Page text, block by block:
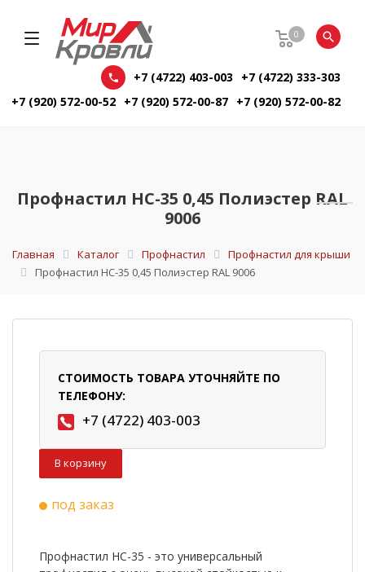
0
+7 (4722) 403-003
+7 (4722) 333-303
+7 (920) 572-00-52 +7 (920) 572-00-87 +7 (920) 572-00-82
Профнастил НС-35 0,45 Полиэстер RAL
9006
Главная Каталог Профнастил
Профнастил для крыши
Профнастил НС-35 0,45 Полиэстер RAL 9006
СТОИМОСТЬ ТОВАРА УТОЧНЯЙТЕ ПО
ТЕЛЕФОНУ:
+7 (4722) 403-003
В корзину
под заказ
Профнастил НС-35 - это универсальный